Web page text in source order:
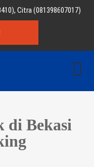
Citra (081398607017)
di Bekasi